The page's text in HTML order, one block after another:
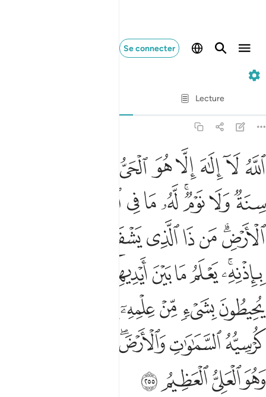
Se connecter
Lecture
: Muhammad Hamidullah
الله لا الاه الا هو الحي القيوم لا تاخذه سنة ولا نوم له ما في
ٱللَّهُ لَآ إِلَـٰهَ إِلَّا هُوَ ٱلْحَىُّ ٱلْقَيُّومُ ۚ لَا تَأْخُذُهُۥ سِنَةٌۭ وَلَا
ﲓ ﲔﲕﲖﲗﲘ
ﲝﲞﲟﲠﲡﲢﲣﲤ
ﲧﲨﲩﲪﲫﲬ
ﲯﲰﲱﲲﲳﲴ
ﲹﲺﲻﲼﲽ
ﳂﳃﳄﳅ
ﳊﳋﳌ ﳍ